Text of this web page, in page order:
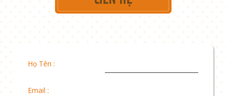
Họ Tên :
Email :